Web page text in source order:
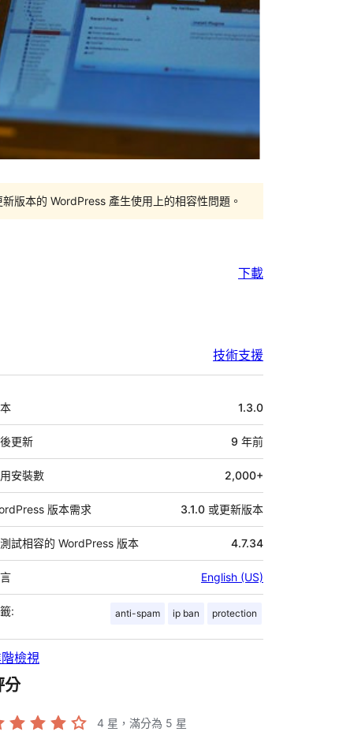
版本的 WordPress 產生使用上的相容性問題。
下載
技術支援
1.3.0
更新 9 年前
安裝數 2,000+
版本需求 3.1.0 或更新版本
試相容的 WordPress 版本 4.7.34
English (US)
: anti-spam ip ban protection
檢視
分
4 星，滿分為 5 星